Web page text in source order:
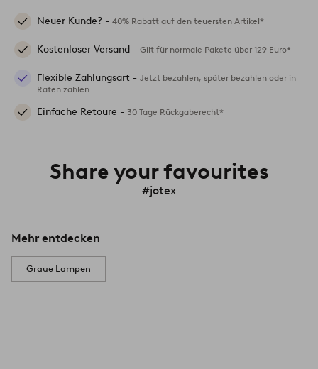
Neuer Kunde? - 40% Rabatt auf den teuersten Artikel*
Kostenloser Versand - Gilt für normale Pakete über 129 Euro*
Flexible Zahlungsart - Jetzt bezahlen, später bezahlen oder in
Raten zahlen
Einfache Retoure - 30 Tage Rückgaberecht*
Share your favourites
#jotex
Mehr entdecken
Graue Lampen